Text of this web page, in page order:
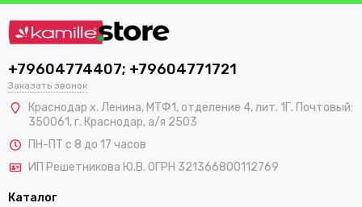
+79604774407; +79604771721
Заказать звонок
Краснодар х. Ленина, МТФ1, отделение 4, лит. 1Г. Почтовый:
350061, г. Краснодар, а/я 2503
ПН-ПТ с 8 до 17 часов
ИП Решетникова Ю.В. ОГРН 321366800112769
Каталог